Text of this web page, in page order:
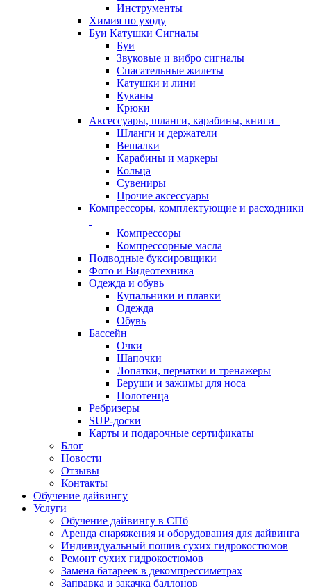
Инструменты
Химия по уходу
Буи Катушки Сигналы
Буи
Звуковые и вибро сигналы
Спасательные жилеты
Катушки и лини
Куканы
Крюки
Аксессуары, шланги, карабины, книги
Шланги и держатели
Вешалки
Карабины и маркеры
Кольца
Сувениры
Прочие аксессуары
Компрессоры, комплектующие и расходники
Компрессоры
Компрессорные масла
Подводные буксировщики
Фото и Видеотехника
Одежда и обувь
Купальники и плавки
Одежда
Обувь
Бассейн
Очки
Шапочки
Лопатки, перчатки и тренажеры
Беруши и зажимы для носа
Полотенца
Ребризеры
SUP-доски
Карты и подарочные сертификаты
Блог
Новости
Отзывы
Контакты
Обучение дайвингу
Услуги
Обучение дайвингу в СПб
Аренда снаряжения и оборудования для дайвинга
Индивидуальный пошив сухих гидрокостюмов
Ремонт сухих гидрокостюмов
Замена батареек в декомпрессиметрах
Заправка и закачка баллонов